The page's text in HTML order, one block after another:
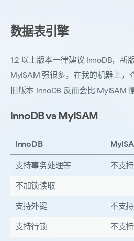
数据表引擎
1.2 以上版本一律建议 InnoDB，新
MyISAM 强很多，在我的机器上，
旧版本 InnoDB 反而会比 MyISAM
InnoDB vs MyISAM
InnoDB
支持事务处理等
不支
不加锁读取
支持外键
不支
支持行锁
不支